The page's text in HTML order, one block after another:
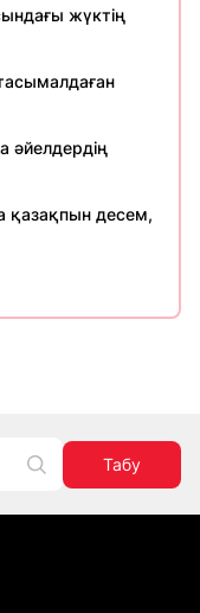
жүктің
әйелдердің
қазақпын десем,
Табу